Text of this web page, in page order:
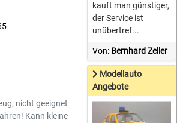
nicht geeignet
Kann kleine
kauft man günstiger,
der Service ist
unübertref...
Von: Bernhard Zeller
Modellauto
Angebote